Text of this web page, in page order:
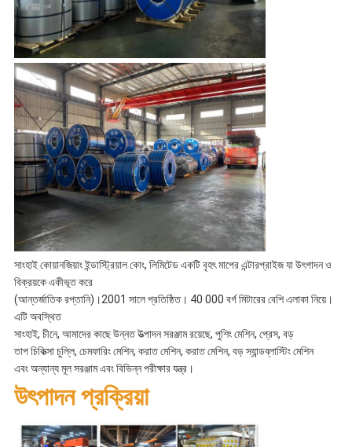
সাংহাই কোয়ানজিয়াং ইন্ডাস্ট্রিয়াল কোং, লিমিটেড একটি বৃহৎ মাপের এন্টারপ্রাইজ যা উৎপাদন ও
বিক্রয়কে একীভূত করে
(আন্তর্জাতিক রপ্তানি)।2001 সালে প্রতিষ্ঠিত। 40 000 বর্গ মিটারের বেশি এলাকা নিয়ে।
এটি অবস্থিত
সাংহাই, চীনে, আমাদের কাছে উন্নত উত্পাদন সরঞ্জাম রয়েছে, পুশিং মেশিন, প্রেস, বড়
তাপ চিকিত্সা চুল্লি, চেমফারিং মেশিন, করাত মেশিন, করাত মেশিন, বড় স্যান্ডব্লাস্টিং মেশিন
এবং অন্যান্য মূল সরঞ্জাম এবং বিভিন্ন পরীক্ষার যন্ত্র।
উৎপাদন প্রক্রিয়া